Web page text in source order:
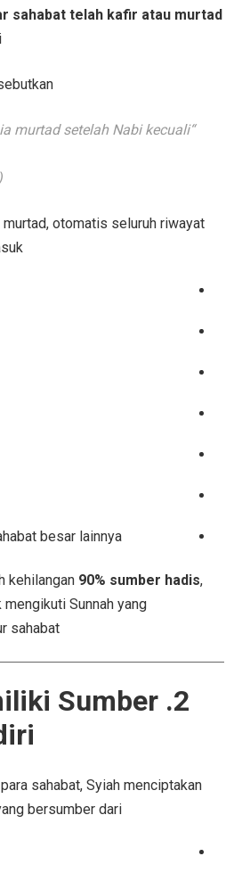
sahabat telah kafir atau murtad
murtad setelah Nabi kecuali
otomatis seluruh riwayat
besar lainnya
kehilangan 90% sumber hadis,
Sunnah yang
sahabat.
Sumber
sahabat, Syiah menciptakan
bersumber dari: